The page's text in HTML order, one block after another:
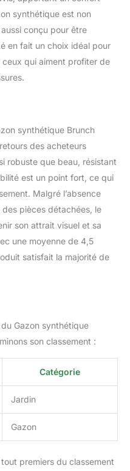
synthétique est non
conçu pour être
en fait un choix idéal pour
qui aiment profiter de
synthétique Brunch
des acheteurs
robuste que beau, résistant
est un point fort, ce qui
Malgré l’absence
pièces détachées, le
son attrait visuel et sa
une moyenne de 4,5
satisfait la majorité de
Gazon synthétique
son classement :
Catégorie
Jardin
Gazon
premiers du classement